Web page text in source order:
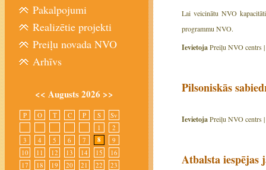
Lai veicinātu NVO
programmu NVO.
IevietojaPreiļu NVO centrs |
Pilsoniskās
IevietojaPreiļu NVO centrs |
Atbalsta iespējas
Pakalpojumi
Realizētie projekti
Preiļu novada NVO
Arhīvs
<< Augusts 2026 >>
P O T C P S
Sv
1
2
3
4 5 6 7 8
9
10
11 12 13 14 15
16
17
18 19 20 21 22
23